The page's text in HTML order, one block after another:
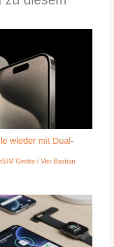
wieder mit Dual-
Geräte / Von Bastian